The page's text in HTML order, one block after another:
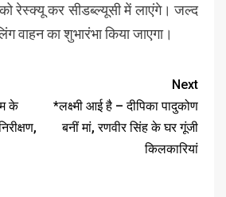
रेस्क्यू कर सीडब्ल्यूसी में लाएंगे। जल्द
वाहन का शुभारंभा किया जाएगा।
के
Next
*लक्ष्मी आई है – दीपिका पादुकोण
बनीं मां, रणवीर सिंह के घर गूंजी
किलकारियां